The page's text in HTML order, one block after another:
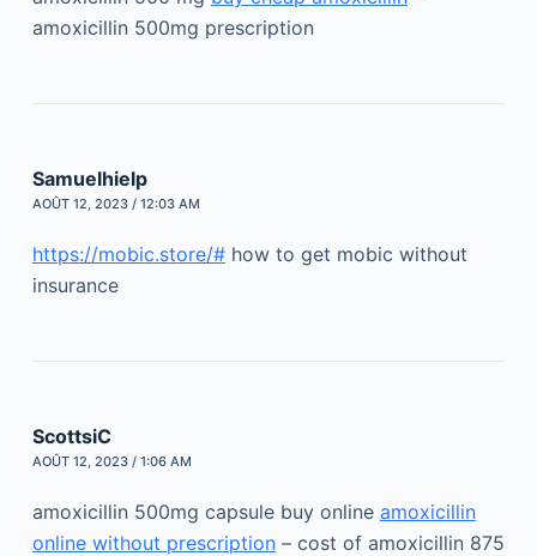
amoxicillin 500mg prescription
Samuelhielp
AOÛT 12, 2023 / 12:03 AM
https://mobic.store/#how to get mobic without
insurance
ScottsiC
AOÛT 12, 2023 / 1:06 AM
amoxicillin 500mg capsule buy online amoxicillin
online without prescription– cost of amoxicillin 875